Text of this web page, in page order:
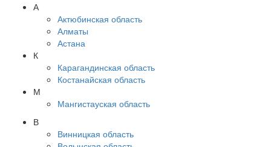
А
Актюбинская область
Алматы
Астана
К
Карагандинская область
Костанайская область
М
Мангистауская область
В
Винницкая область